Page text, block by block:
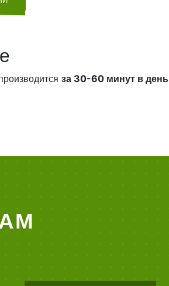
за 30-60 минут в день